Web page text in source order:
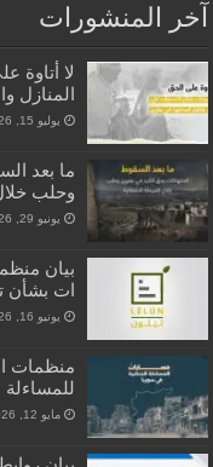
آخر المنشورات
لا أتاوة
المنازل
يوليو 15, 2026
ما بعد
وحلب خلال
يونيو 29, 2026
بيان
ات بشأن
يونيو 16, 2026
منظمات
مايو 12, 2026